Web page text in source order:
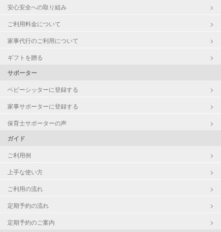
安心安全への取り組み
ご利用料金について
家事代行のご利用について
ギフトを贈る
サポーター
ベビーシッターに登録する
家事サポーターに登録する
保育士サポーターの声
ガイド
ご利用例
上手な使い方
ご利用の流れ
定期予約の流れ
定期予約のご案内